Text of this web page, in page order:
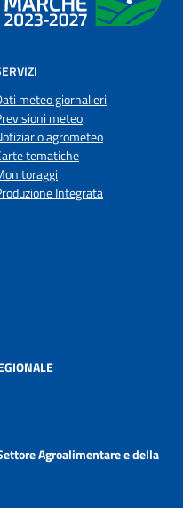
meteo giornalieri
meteo
agrometeo
tematiche
Integrata
Agroalimentare e della